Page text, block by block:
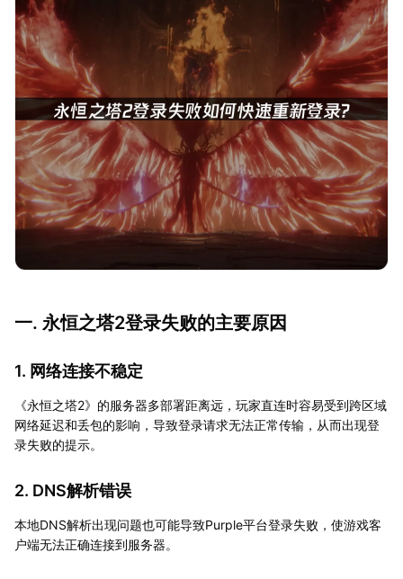
一. 永恒之塔2登录失败的主要原因
1. 网络连接不稳定
《永恒之塔2》的服务器多部署距离远，玩家直连时容易受到跨区域
网络延迟和丢包的影响，导致登录请求无法正常传输，从而出现登
录失败的提示。
2. DNS解析错误
本地DNS解析出现问题也可能导致Purple平台登录失败，使游戏客
户端无法正确连接到服务器。